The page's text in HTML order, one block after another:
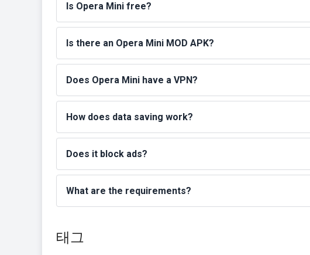
Is Opera Mini free?
Is there an Opera Mini MOD APK?
Does Opera Mini have a VPN?
How does data saving work?
Does it block ads?
What are the requirements?
태그